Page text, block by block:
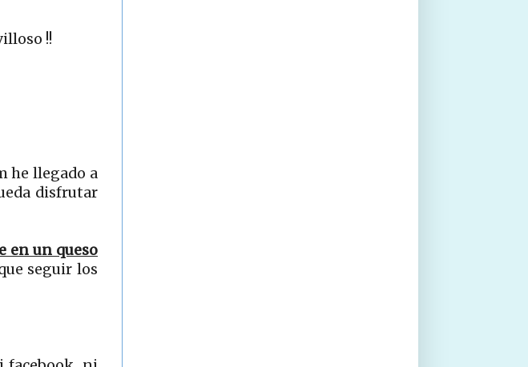
!!
he llegado a
disfrutar
en un queso
seguir los